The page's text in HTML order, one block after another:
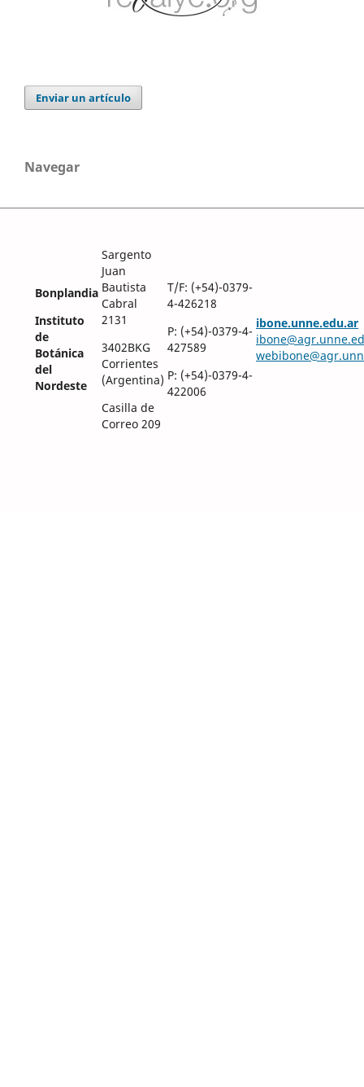
Enviar un artículo
Navegar
Bonplandia
Instituto
de
Botánica
del
Nordeste
Sargento
Juan
Bautista
Cabral
2131
3402BKG
Corrientes
(Argentina)
Casilla de
Correo 209
T/F: (+54)-0379-
4-426218
P: (+54)-0379-4-
427589
P: (+54)-0379-4-
422006
ibone.unne.edu.ar